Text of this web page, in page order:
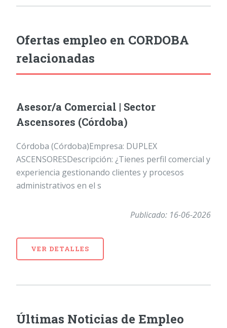
Ofertas empleo en CORDOBA
relacionadas
Asesor/a Comercial | Sector
Ascensores (Córdoba)
Córdoba (Córdoba)Empresa: DUPLEX
ASCENSORESDescripción: ¿Tienes perfil comercial y
experiencia gestionando clientes y procesos
administrativos en el s
Publicado: 16-06-2026
VER DETALLES
Últimas Noticias de Empleo